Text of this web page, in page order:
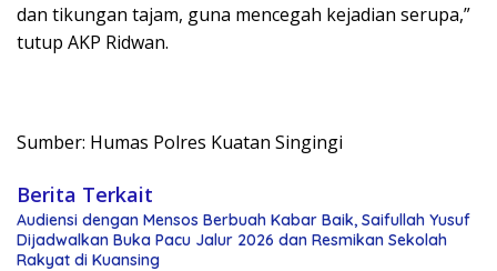
dan tikungan tajam, guna mencegah kejadian serupa,”
tutup AKP Ridwan.
Sumber: Humas Polres Kuatan Singingi
Berita Terkait
Audiensi dengan Mensos Berbuah Kabar Baik, Saifullah Yusuf
Dijadwalkan Buka Pacu Jalur 2026 dan Resmikan Sekolah
Rakyat di Kuansing